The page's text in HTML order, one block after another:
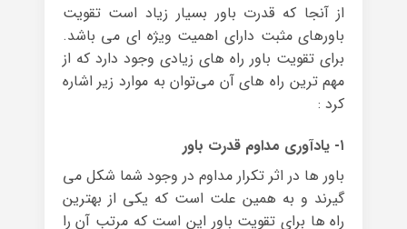
از آنجا که قدرت باور بسیار زیاد است تقویت
باورهای مثبت دارای اهمیت ویژه ای می باشد.
برای تقویت باور راه های زیادی وجود دارد که از
مهم ترین راه های آن می‌توان به موارد زیر اشاره
کرد :
۱- یادآوری مداوم قدرت باور
باور ها در اثر تکرار مداوم در وجود شما شکل می
گیرند و به همین علت است که یکی از بهترین
راه ها برای تقویت باور این است که مرتب آن را